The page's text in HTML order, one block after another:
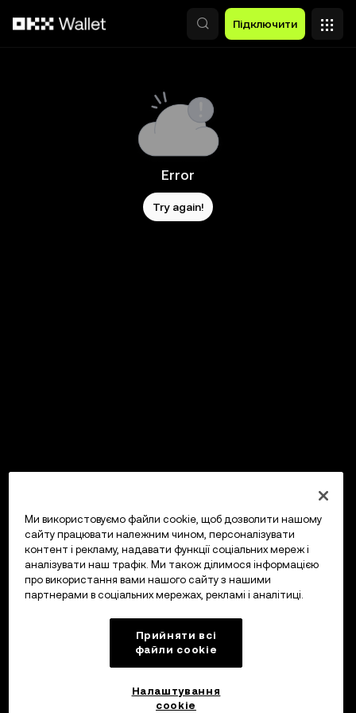
Підключити
Error
Try again!
Ми використовуємо файли cookie, щоб дозволити нашому
сайту працювати належним чином, персоналізувати
контент і рекламу, надавати функції соціальних мереж і
аналізувати наш трафік. Ми також ділимося інформацією
про використання вами нашого сайту з нашими
партнерами в соціальних мережах, рекламі і аналітиці.
Прийняти всі
файли сookie
Налаштування
cookie